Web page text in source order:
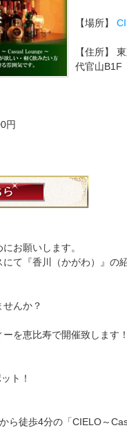
【場所】
【住所】
代官山B1F
円
お願いします。
て『香川（かがわ）』の
んか？
を恵比寿で開催致します！
ト！
ら徒歩4分の「CIELO～